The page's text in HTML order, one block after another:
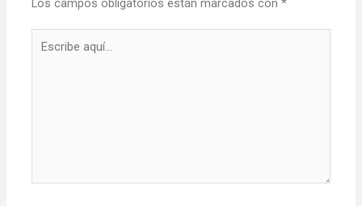
Los campos obligatorios están marcados con*
aquí...